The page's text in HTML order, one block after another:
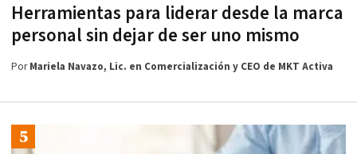
Herramientas para liderar desde la marca
personal sin dejar de ser uno mismo
PorMariela Navazo, Lic. en Comercialización y CEO de MKT Activa